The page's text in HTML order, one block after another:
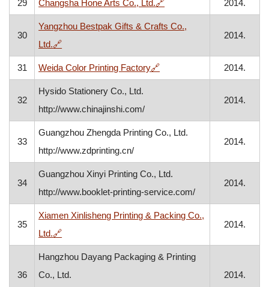
29 Changsha Hone Arts Co., Ltd.🔗, otvara se u novom
2014.
30
Yangzhou Bestpak Gifts & Crafts Co.,
Ltd.🔗, otvara se u novom prozoru
2014.
31 Weida Color Printing Factory🔗, otvara se u novom
2014.
32
Hysido Stationery Co., Ltd.
http://www.chinajinshi.com/
2014.
33
Guangzhou Zhengda Printing Co., Ltd.
http://www.zdprinting.cn/
2014.
34
Guangzhou Xinyi Printing Co., Ltd.
http://www.booklet-printing-service.com/
2014.
35
Xiamen Xinlisheng Printing & Packing Co.,
Ltd.🔗, otvara se u novom prozoru
2014.
36
Hangzhou Dayang Packaging & Printing
Co., Ltd.
2014.